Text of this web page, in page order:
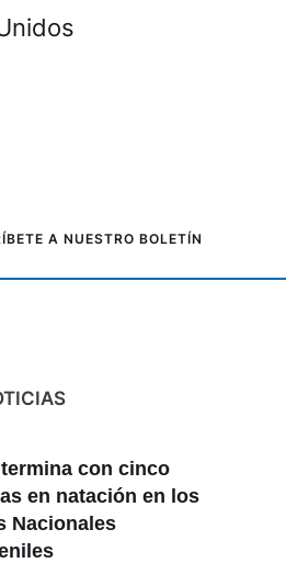
A NUESTRO BOLETÍN
con cinco
en natación en los
Nacionales